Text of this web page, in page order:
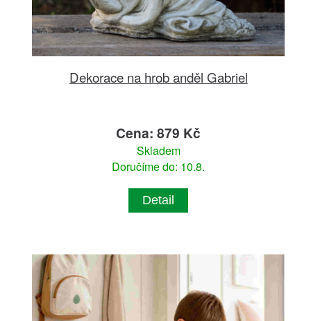
Dekorace na hrob anděl Gabriel
Cena: 879 Kč
Skladem
Doručíme do: 10.8.
Detail